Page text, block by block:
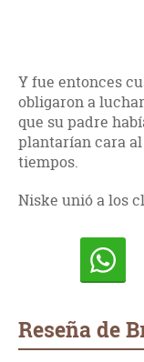
Y fue entonces
obligaron a
que su padre
plantarían cara
tiempos.
Niske unió a los
Reseña de